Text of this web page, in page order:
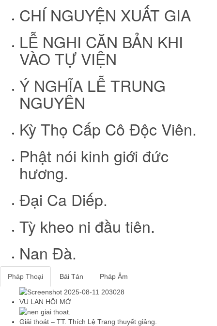
CHÍ NGUYỆN XUẤT GIA
LỄ NGHI CĂN BẢN KHI
VÀO TỰ VIỆN
Ý NGHĨA LỄ TRUNG
NGUYÊN
Kỳ Thọ Cấp Cô Độc Viên.
Phật nói kinh giới đức
hương.
Đại Ca Diếp.
Tỳ kheo ni đầu tiên.
Nan Đà.
Pháp Thoại Bái Tán Pháp Âm
VU LAN HỘI MỞ
Giải thoát – TT. Thích Lệ Trang thuyết giảng.